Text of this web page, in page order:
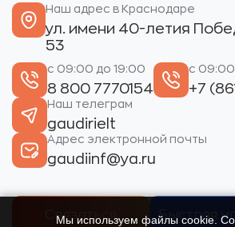
Наш адрес в Краснодаре
ул. имени 40-летия
53
с 09:00 до 19:00
8 800 7770154
с 09:00
+7
Наш телеграм
gaudirielt
Адрес электронной почты
gaudiinf@ya.ru
Связаться Быстрая
Мы используем файлы cookie.